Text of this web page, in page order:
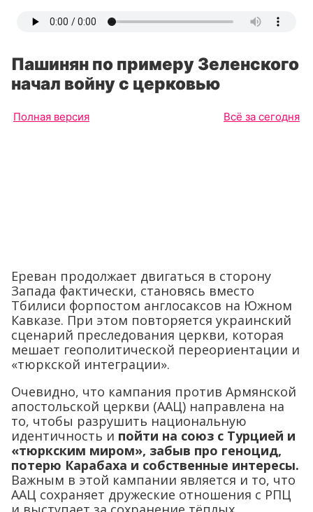
Пашинян по примеру Зеленского
начал войну с церковью
Полная версия Всё за сегодня
Ереван продолжает двигаться в сторону
Запада фактически, становясь вместо
Тбилиси форпостом англосаксов на Южном
Кавказе. При этом повторяется украинский
сценарий преследования церкви, которая
мешает геополитической переориентации и
«тюркской интеграции».
Очевидно, что кампания против Армянской
апостольской церкви (ААЦ) направлена на
то, чтобы разрушить национальную
идентичность и пойти на союз с Турцией и
«тюркским миром», забыв про геноцид,
потерю Карабаха и собственные интересы.
Важным в этой кампании является и то, что
ААЦ сохраняет дружеские отношения с РПЦ